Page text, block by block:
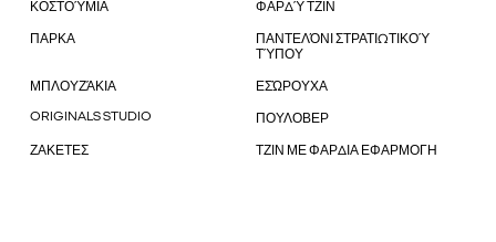
ΚΟΣΤΟΎΜΙΑ ΦΑΡΔΎ ΤΖΙΝ
ΠΑΡΚΑ
ΠΑΝΤΕΛΌΝΙ ΣΤΡΑΤΙΩΤΙΚΟΎ
ΤΎΠΟΥ
ΜΠΛΟΥΖΆΚΙΑ ΕΣΏΡΟΥΧΑ
ORIGINALS STUDIO ΠΟΥΛΟΒΕΡ
ΖΑΚΕΤΕΣ ΤΖΙΝ ΜΕ ΦΑΡΔΙΑ ΕΦΑΡΜΟΓΗ